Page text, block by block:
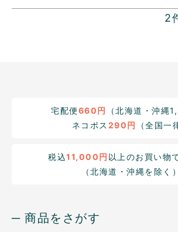
2
宅配便660円
（北海道・沖縄
ネコポス 290円 （全国一
税込11,000円 以上のお買い物
（北海道・沖縄を除く）
─ 商品をさがす